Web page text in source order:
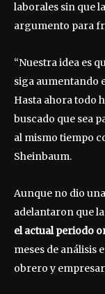
laborales sin que
argumento para
“Nuestra idea es
siga aumentando
Hasta ahora todo
buscado que sea
al mismo tiempo
Sheinbaum.
Aunque no dio
adelantaron que
el actual periodo
meses de análisis
obrero y